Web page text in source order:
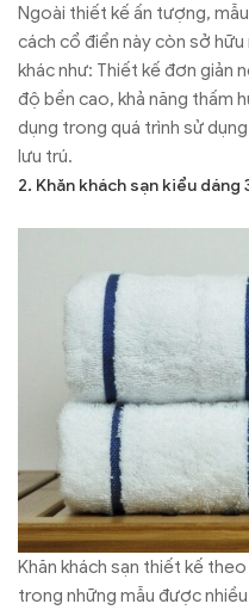
Ngoài thiết kế ấn tượng,
cách cổ điển này còn sở
khác như: Thiết kế đơn giản
độ bền cao, khả năng thấm
dụng trong quá trình sử
lưu trú.
2. Khăn khách sạn kiểu dáng
Khăn khách sạn thiết kế
trong những mẫu được